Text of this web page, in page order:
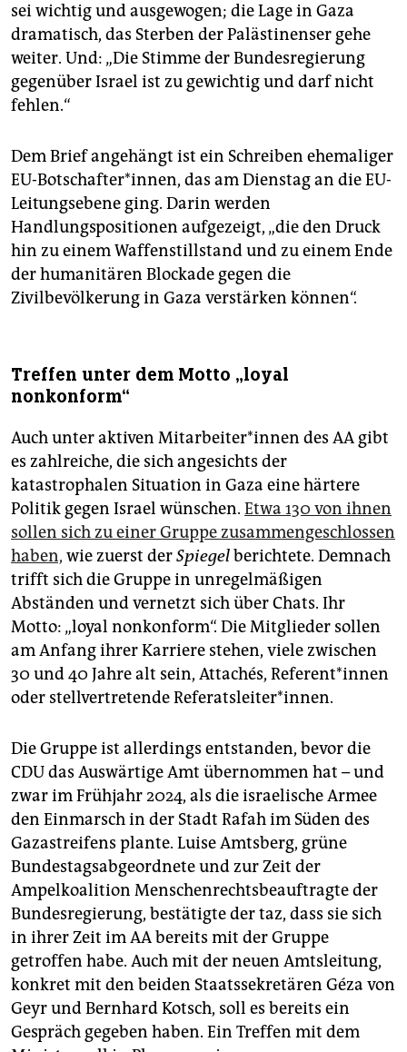
sei wichtig und ausgewogen; die Lage in Gaza
dramatisch, das Sterben der Palästinenser gehe
weiter. Und: „Die Stimme der Bundesregierung
gegenüber Israel ist zu gewichtig und darf nicht
fehlen.“
Dem Brief angehängt ist ein Schreiben ehemaliger
EU-Botschafter*innen, das am Dienstag an die EU-
Leitungsebene ging. Darin werden
Handlungspositionen aufgezeigt, „die den Druck
hin zu einem Waffenstillstand und zu einem Ende
der humanitären Blockade gegen die
Zivilbevölkerung in Gaza verstärken können“.
Treffen unter dem Motto „loyal
nonkonform“
Auch unter aktiven Mit­ar­bei­te­r*in­nen des AA gibt
es zahlreiche, die sich angesichts der
katastrophalen Situation in Gaza eine härtere
Politik gegen Israel wünschen. Etwa 130 von ihnen
sollen sich zu einer Gruppe zusammengeschlossen
haben, wie zuerst derSpiegelberichtete. Demnach
trifft sich die Gruppe in unregelmäßigen
Abständen und vernetzt sich über Chats. Ihr
Motto: „loyal nonkonform“. Die Mitglieder sollen
am Anfang ihrer Karriere stehen, viele zwischen
30 und 40 Jahre alt sein, Attachés, Re­fe­ren­t*in­nen
oder stellvertretende Referatsleiter*innen.
Die Gruppe ist allerdings entstanden, bevor die
CDU das Auswärtige Amt übernommen hat – und
zwar im Frühjahr 2024, als die israelische Armee
den ­Einmarsch in der Stadt Rafah im Süden des
Gazastreifens plante. Luise Amtsberg, grüne
Bundestagsabgeordnete und zur Zeit der
Ampelkoalition Menschenrechtsbeauftragte der
Bundes­regierung, bestätigte der taz, dass sie sich
in ihrer Zeit im AA bereits mit der Gruppe
getroffen habe. Auch mit der neuen Amtsleitung,
konkret mit den beiden Staatssekretären Géza von
Geyr und Bernhard Kotsch, soll es bereits ein
Gespräch gegeben haben. Ein Treffen mit dem